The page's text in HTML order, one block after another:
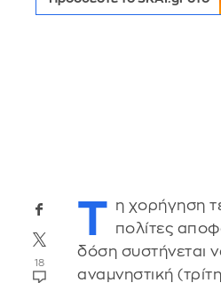
18
Τ η χορήγηση
πολίτες
δόση συστήνεται
αναμνηστική